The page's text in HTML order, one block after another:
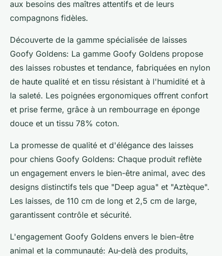
aux besoins des maîtres attentifs et de leurs
compagnons fidèles.
Découverte de la gamme spécialisée de laisses
Goofy Goldens: La gamme Goofy Goldens propose
des laisses robustes et tendance, fabriquées en nylon
de haute qualité et en tissu résistant à l'humidité et à
la saleté. Les poignées ergonomiques offrent confort
et prise ferme, grâce à un rembourrage en éponge
douce et un tissu 78% coton.
La promesse de qualité et d'élégance des laisses
pour chiens Goofy Goldens: Chaque produit reflète
un engagement envers le bien-être animal, avec des
designs distinctifs tels que "Deep agua" et "Aztèque".
Les laisses, de 110 cm de long et 2,5 cm de large,
garantissent contrôle et sécurité.
L'engagement Goofy Goldens envers le bien-être
animal et la communauté: Au-delà des produits,